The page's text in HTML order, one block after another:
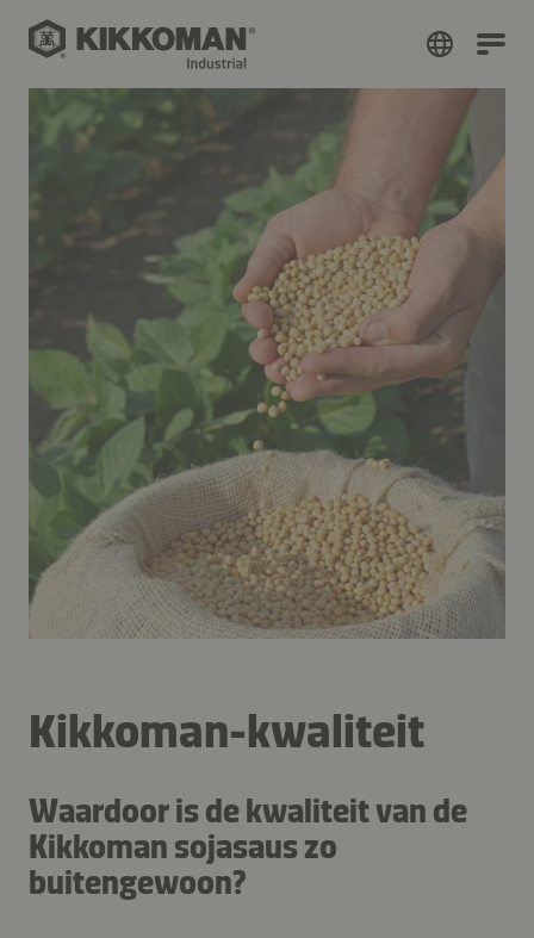
Kikkoman-kwaliteit
Waardoor is de kwaliteit van de
Kikkoman sojasaus zo
buitengewoon?